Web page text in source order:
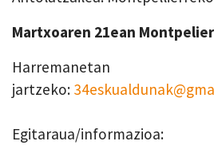
Martxoaren 21ean
Harremanetan
jartzeko:
Egitaraua/informazioa: